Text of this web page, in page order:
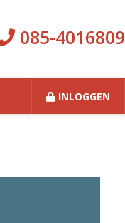
085-4016809
INLOGGEN